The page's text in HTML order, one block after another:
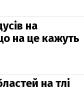
на
на це кажуть
на тлі